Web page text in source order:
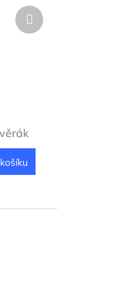
Další
produkt